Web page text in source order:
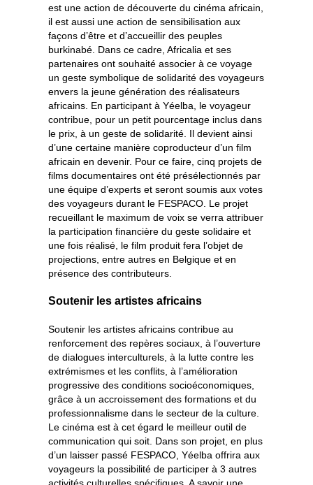
est une action de découverte du cinéma africain,
il est aussi une action de sensibilisation aux
façons d’être et d’accueillir des peuples
burkinabé. Dans ce cadre, Africalia et ses
partenaires ont souhaité associer à ce voyage
un geste symbolique de solidarité des voyageurs
envers la jeune génération des réalisateurs
africains. En participant à Yéelba, le voyageur
contribue, pour un petit pourcentage inclus dans
le prix, à un geste de solidarité. Il devient ainsi
d’une certaine manière coproducteur d’un film
africain en devenir. Pour ce faire, cinq projets de
films documentaires ont été présélectionnés par
une équipe d’experts et seront soumis aux votes
des voyageurs durant le FESPACO. Le projet
recueillant le maximum de voix se verra attribuer
la participation financière du geste solidaire et
une fois réalisé, le film produit fera l’objet de
projections, entre autres en Belgique et en
présence des contributeurs.
Soutenir les artistes africains
Soutenir les artistes africains contribue au
renforcement des repères sociaux, à l’ouverture
de dialogues interculturels, à la lutte contre les
extrémismes et les conflits, à l’amélioration
progressive des conditions socioéconomiques,
grâce à un accroissement des formations et du
professionnalisme dans le secteur de la culture.
Le cinéma est à cet égard le meilleur outil de
communication qui soit. Dans son projet, en plus
d’un laisser passé FESPACO, Yéelba offrira aux
voyageurs la possibilité de participer à 3 autres